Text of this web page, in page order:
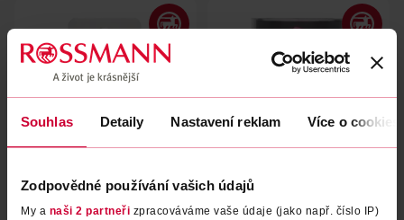
Souhlas Detaily Nastavení reklam Více o cookies
Zodpovědné používání vašich údajů
My a naši 2 partneři zpracováváme vaše údaje (jako např. číslo IP)
Houbička na make-up Original Houbička na make-up